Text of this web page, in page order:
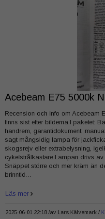
Acebeam E75 5000k
Recension och info om Acebeam
finns sist efter bilderna.I paketet:
handrem, garantidokument,
sagt mångsidig lampa för
skogsrejv eller extrabelysning,
cykelstrålkastare.Lampan drivs av
Snäppet större och mer kräm än
brinntid…
2025-06-01 22:18 /av Lars Kälvemark
Läs mer